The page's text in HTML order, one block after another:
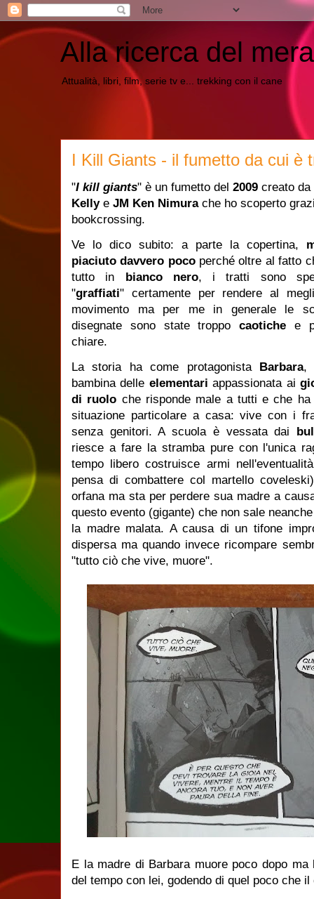
Alla ricerca del
Attualità, libri, film, serie tv e... trekking con il cane
I Kill Giants - il fumetto da cui è
"I kill giants" è un fumetto del 2009 creato da
Kellye JM Ken Nimurache ho scoperto
bookcrossing.
Ve lo dico subito: a parte la copertina,
piaciuto davvero poco perché oltre al fatto
tutto in bianco nero, i tratti sono
"graffiati" certamente per rendere al
movimento ma per me in generale le
disegnate sono state troppocaotichee
chiare.
La storia ha come protagonista Barbara,
bambina delle elementariappassionata ai
di ruolo che risponde male a tutti e che ha
situazione particolare a casa: vive con i
senza genitori. A scuola è vessata dai
riesce a fare la stramba pure con l'unica
tempo libero costruisce armi
pensa di combattere col martello
orfana ma sta per perdere sua madre a
questo evento (gigante) che non sale
la madre malata. A causa di un tifone
dispersa ma quando invece ricompare
"tutto ciò che vive, muore".
E la madre di Barbara muore poco dopo
del tempo con lei, godendo di quel poco che